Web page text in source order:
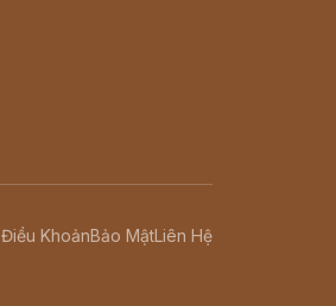
Điều KhoảnBảo MậtLiên Hệ